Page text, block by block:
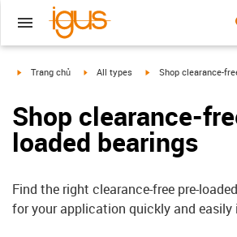
igus-icon-arrow-right
Trang chủ igus-icon-arrow-right
All types igus-icon-arrow-right
Shop clearance-
Shop clearance-
loaded bearings
Find the right clearance-free pre-
for your application quickly and easily